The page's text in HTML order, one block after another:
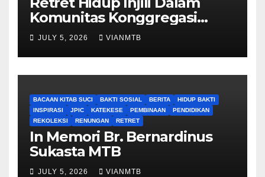
Komunitas Konggregasi
Bruder Maria Tak Bernoda
JULY 5, 2026 VIANMTB
BACAAN KITAB SUCI BAKTI SOSIAL BERITA
HIDUP BAKTI
INSPIRASI
JPIC KATEKESE PEMBINAAN
PENDIDIKAN
REKOLEKSI
RENUNGAN RETRET
In Memori Br. Bernardinus
Sukasta MTB
JULY 5, 2026 VIANMTB